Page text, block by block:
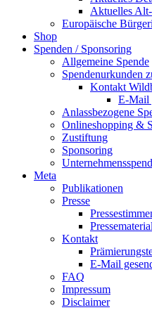
Aktuelles
Europäische
Shop
Spenden / Sponsoring
Allgemeine Spende
Spendenurkunden
Kontakt
E-Mail
Anlassbezogene
Onlineshopping &
Zustiftung
Sponsoring
Meta
Publikationen
Presse
Kontakt
E-Mail
FAQ
Impressum
Disclaimer